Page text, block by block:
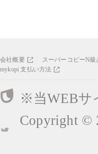
会社概要 スーパーコピーN級
mykopi 支払い方法
※当WEBサ
Copyright ©